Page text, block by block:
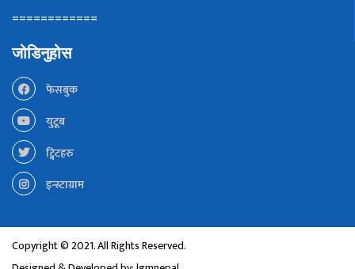
============
जोडिनुहोस
फेसबुक
युटूब
ट्विटहरु
इन्स्टाग्राम
Copyright © 2021. All Rights Reserved.